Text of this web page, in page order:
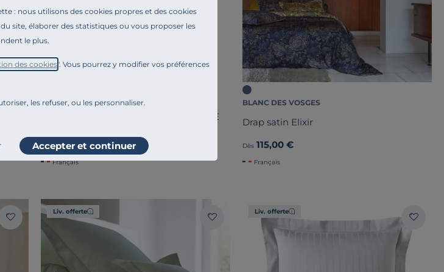
: nous utilisons des cookies propres et des cookies
site, élaborer des statistiques ou vous proposer les
le plus.
des cookies". Vous pourrez y modifier vos préférences
les refuser, ou les personnaliser.
Accepter et continuer
BLANC DES VOSGES
Taie oreiller satin de coton JARDINS DE
Dès 49,00 €
Français
BLANC DES VOSGES
Drap satin Elixir
Dès 115,00 €
Français
Liv. offerte Liv. offerte